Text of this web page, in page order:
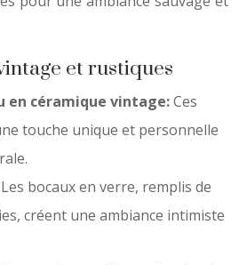
et rustiques
en céramique vintage:Ces
touche unique et personnelle
Les bocaux en verre, remplis de
créent une ambiance intimiste